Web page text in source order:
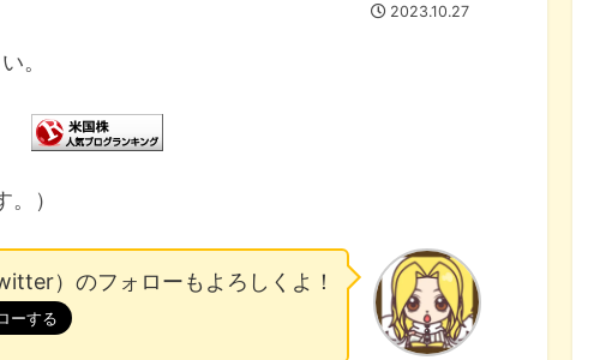
2023.10.27
。
）
）のフォローもよろしくよ！